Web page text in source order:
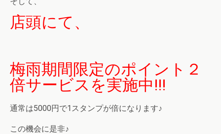
店頭にて、
梅雨期間限定のポイント２
倍サービスを実施中!!!
通常は5000円で1スタンプが倍になります♪
この機会に是非♪